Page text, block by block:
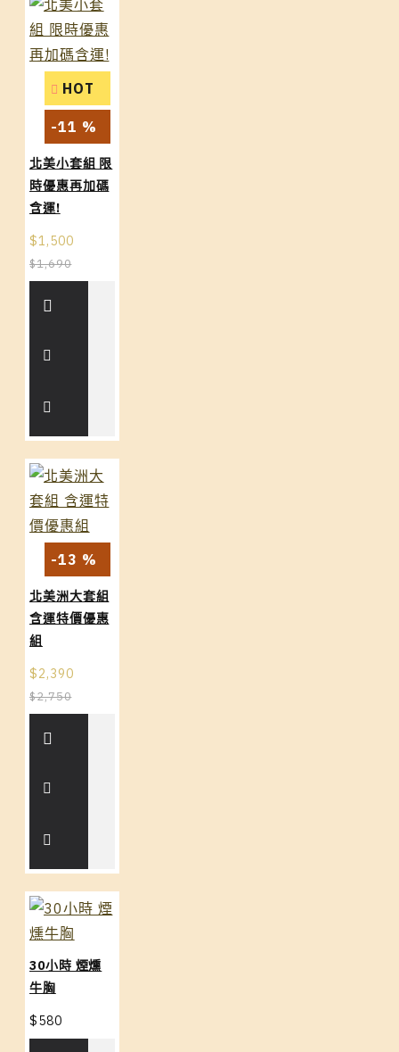
HOT
-11 %
北美小套組 限
時優惠再加碼
含運!
$1,500
$1,690
-13 %
北美洲大套組
含運特價優惠
組
$2,390
$2,750
30小時 煙燻
牛胸
$580